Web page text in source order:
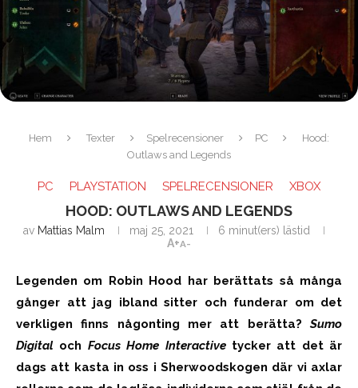
Hem Texter Spelrecensioner PC
Hood:
Outlaws and Legends
PC PLAYSTATION SPELRECENSIONER XBOX
HOOD: OUTLAWS AND LEGENDS
av Mattias Malm maj 25, 2021
6 minut(ers) lästid
A+A-
Legenden om Robin Hood har berättats så många
gånger att jag ibland sitter och funderar om det
verkligen finns någonting mer att berätta?Sumo
Digital och Focus Home Interactive tycker att det är
dags att kasta in oss i Sherwoodskogen där vi axlar